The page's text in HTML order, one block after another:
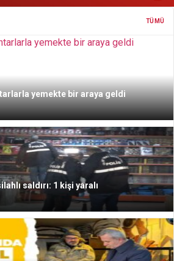
TÜMÜ
yemekte bir araya geldi
saldırı: 1 kişi yaralı